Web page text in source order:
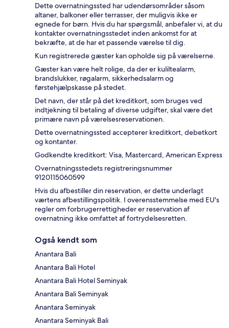
Dette overnatningssted har udendørsområder såsom
altaner, balkoner eller terrasser, der muligvis ikke er
egnede for børn. Hvis du har spørgsmål, anbefaler vi, at du
kontakter overnatningsstedet inden ankomst for at
bekræfte, at de har et passende værelse til dig.
Kun registrerede gæster kan opholde sig på værelserne.
Gæster kan være helt rolige, da der er kuliltealarm,
brandslukker, røgalarm, sikkerhedsalarm og
førstehjælpskasse på stedet.
Det navn, der står på det kreditkort, som bruges ved
indtjekning til betaling af diverse udgifter, skal være det
primære navn på værelsesreservationen.
Dette overnatningssted accepterer kreditkort, debetkort
og kontanter.
Godkendte kreditkort: Visa, Mastercard, American Express
Overnatningsstedets registreringsnummer
9120115060599
Hvis du afbestiller din reservation, er dette underlagt
værtens afbestillingspolitik. I overensstemmelse med EU's
regler om forbrugerrettigheder er reservation af
overnatning ikke omfattet af fortrydelsesretten.
Også kendt som
Anantara Bali
Anantara Bali Hotel
Anantara Bali Hotel Seminyak
Anantara Bali Seminyak
Anantara Seminyak
Anantara Seminyak Bali